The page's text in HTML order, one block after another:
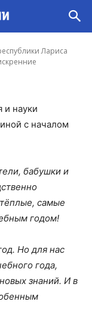
Лариса
самые
и науки
с началом
бабушки и
самые
годом!
Но для нас
года,
знаний. И в